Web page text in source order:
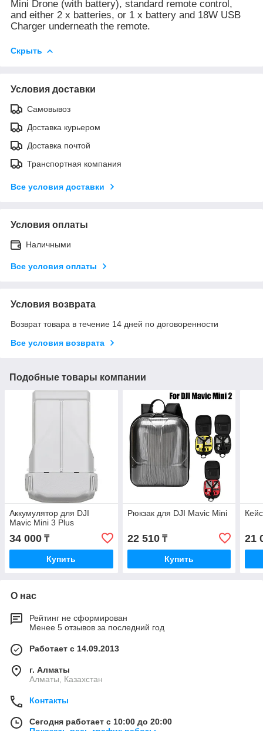
Mini Drone (with battery), standard remote control,
and either 2 x batteries, or 1 x battery and 18W USB
Charger underneath the remote.
Скрыть
Условия доставки
Самовывоз
Доставка курьером
Доставка почтой
Транспортная компания
Все условия доставки
Условия оплаты
Наличными
Все условия оплаты
Условия возврата
Возврат товара в течение 14 дней по договоренности
Все условия возврата
Подобные товары компании
Аккумулятор для DJI
Mavic Mini 3 Plus
34 000 ₸
Купить
Рюкзак для DJI Mavic Mini
22 510₸
Купить
21
О нас
Рейтинг не сформирован
Менее 5 отзывов за последний год
Работает с 14.09.2013
г. Алматы
Алматы, Казахстан
Контакты
Сегодня работает с 10:00 до 20:00